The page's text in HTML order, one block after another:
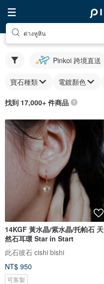
ต่างหูหิน
Pinkoi 跨境直送
寶石種類 電鍍顏色
找到 17,000+ 件商品
14KGF 黃水晶/紫水晶/托帕石 天
然石耳環 Star in Start
此石彼石 cishi bishi
NT$ 950
可客製